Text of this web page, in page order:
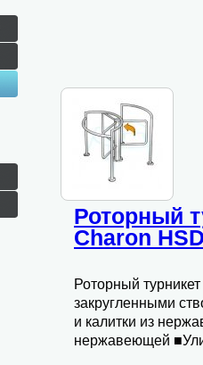
Роторный
Charon
Роторный
закругленными
и калитки из
нержавеющей